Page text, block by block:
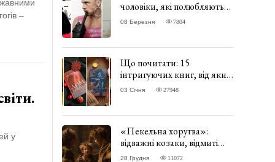
–
у
чоловіки, які полюбляють
одягати сукні. ФОТО
08 Березня 7804
Що почитати: 15
інтригуючих книг, від яких
важко відірватись. ФОТО
03 Січня 27948
«Пекельна хоругва»:
відважні козаки, відмиті
чорти та відчайдушний
28 Грудня 11072